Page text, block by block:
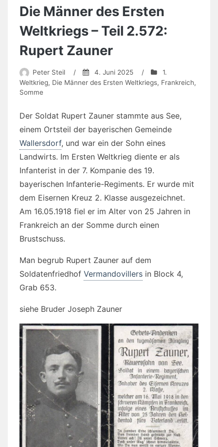
Die Männer des Ersten
Weltkriegs – Teil 2.572:
Rupert Zauner
Peter Steil / 4. Juni 2025 /
1.
Weltkrieg, Die Männer des Ersten Weltkriegs, Frankreich,
Somme
Der Soldat Rupert Zauner stammte aus See,
einem Ortsteil der bayerischen Gemeinde
Wallersdorf, und war ein der Sohn eines
Landwirts. Im Ersten Weltkrieg diente er als
Infanterist in der 7. Kompanie des 19.
bayerischen Infanterie-Regiments. Er wurde mit
dem Eisernen Kreuz 2. Klasse ausgezeichnet.
Am 16.05.1918 fiel er im Alter von 25 Jahren in
Frankreich an der Somme durch einen
Brustschuss.
Man begrub Rupert Zauner auf dem
Soldatenfriedhof Vermandovillers in Block 4,
Grab 653.
siehe Bruder Joseph Zauner